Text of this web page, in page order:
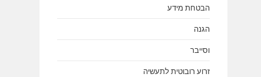
הבטחת מידע
הגנה
וסייבר
זרוע רובוטית לתעשיה